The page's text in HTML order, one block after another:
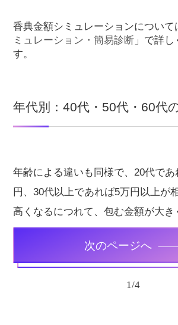
香典金額シミュレーションについて
ミュレーション・簡易診断 」で詳
す。
年代別：40代・50代・60代
年齢による違いも同様で、20代で
円、30代以上であれば5万円以上が
高くなるにつれて、包む金額が大き
次のページへ
1/4